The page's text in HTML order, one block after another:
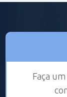
Faça